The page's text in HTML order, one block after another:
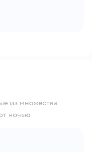
из множества
ночью